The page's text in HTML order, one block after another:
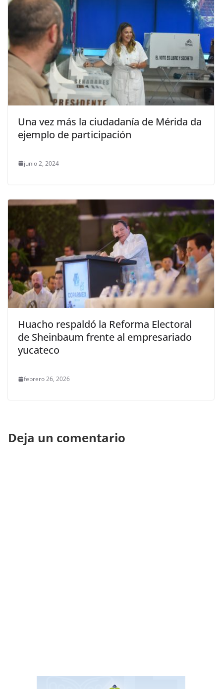
Una vez más la ciudadanía de Mérida da
ejemplo de participación
junio 2, 2024
Huacho respaldó la Reforma Electoral
de Sheinbaum frente al empresariado
yucateco
febrero 26, 2026
Deja un comentario